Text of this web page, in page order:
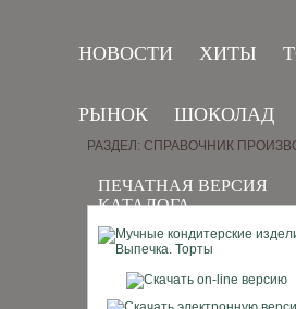
НОВОСТИ ХИТЫ
РЫНОК ШОКОЛАД
ПЕЧАТНАЯ ВЕРСИЯ
КАТАЛОГА
РАЗДЕЛ: СПРАВОЧНИК